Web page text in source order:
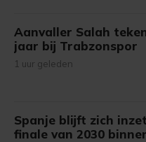
Aanvaller Salah
jaar bij Trabzonspor
1 uur geleden
Spanje blijft zich
finale van 2030